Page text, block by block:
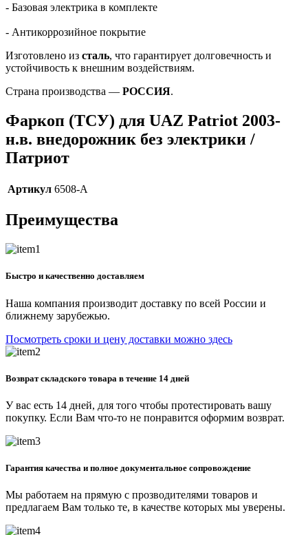
- Базовая электрика в комплекте
- Антикоррозийное покрытие
Изготовлено из сталь, что гарантирует долговечность и
устойчивость к внешним воздействиям.
Страна производства — РОССИЯ.
Фаркоп (ТСУ) для UAZ Patriot 2003-
н.в. внедорожник без электрики /
Патриот
Артикул 6508-A
Преимущества
Быстро и качественно доставляем
Наша компания производит доставку по всей России и
ближнему зарубежью.
Посмотреть сроки и цену доставки можно здесь
Возврат складского товара в течение 14 дней
У вас есть 14 дней, для того чтобы протестировать вашу
покупку. Если Вам что-то не понравится оформим возврат.
Гарантия качества и полное документальное сопровождение
Мы работаем на прямую с прозводителями товаров и
предлагаем Вам только те, в качестве которых мы уверены.